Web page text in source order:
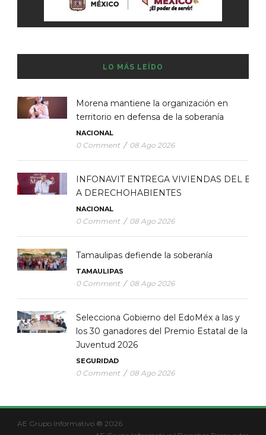
LO MÁS LEÍDO
Morena mantiene la organización en
territorio en defensa de la soberanía
NACIONAL
0 Comment / 08 Ago 2026
INFONAVIT ENTREGA VIVIENDAS DEL
A DERECHOHABIENTES
NACIONAL
0 Comment / 08 Ago 2026
Tamaulipas defiende la soberanía
TAMAULIPAS
0 Comment / 08 Ago 2026
Selecciona Gobierno del EdoMéx a las y
los 30 ganadores del Premio Estatal de la
Juventud 2026
SEGURIDAD
0 Comment / 08 Ago 2026
AE Grupo Informativo ® 2026